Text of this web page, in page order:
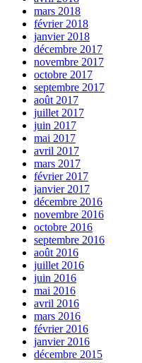
mars 2018
février 2018
janvier 2018
décembre 2017
novembre 2017
octobre 2017
septembre 2017
août 2017
juillet 2017
juin 2017
mai 2017
avril 2017
mars 2017
février 2017
janvier 2017
décembre 2016
novembre 2016
octobre 2016
septembre 2016
août 2016
juillet 2016
juin 2016
mai 2016
avril 2016
mars 2016
février 2016
janvier 2016
décembre 2015